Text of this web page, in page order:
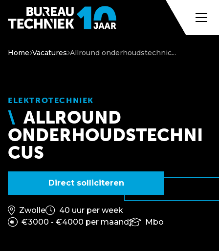
Home Vacatures Allround onderhoudstechnic...
ELEKTROTECHNIEK
ALLROUND
ONDERHOUDSTECHNI
CUS
Direct solliciteren
Zwolle
40 uur per week
€3000 - €4000 per maand
Mbo